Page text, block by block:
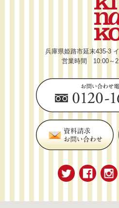
兵庫県姫路市延末435-3
営業時間 10:00～